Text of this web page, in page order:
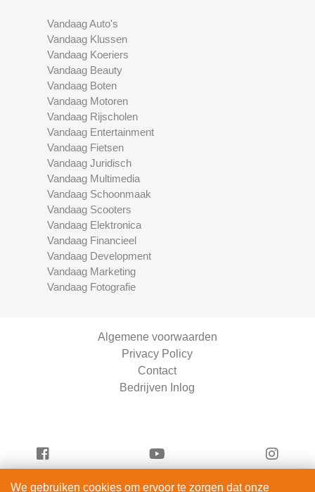
Vandaag Auto's
Vandaag Klussen
Vandaag Koeriers
Vandaag Beauty
Vandaag Boten
Vandaag Motoren
Vandaag Rijscholen
Vandaag Entertainment
Vandaag Fietsen
Vandaag Juridisch
Vandaag Multimedia
Vandaag Schoonmaak
Vandaag Scooters
Vandaag Elektronica
Vandaag Financieel
Vandaag Development
Vandaag Marketing
Vandaag Fotografie
Algemene voorwaarden
Privacy Policy
Contact
Bedrijven Inlog
We gebruiken cookies om ervoor te zorgen dat onze